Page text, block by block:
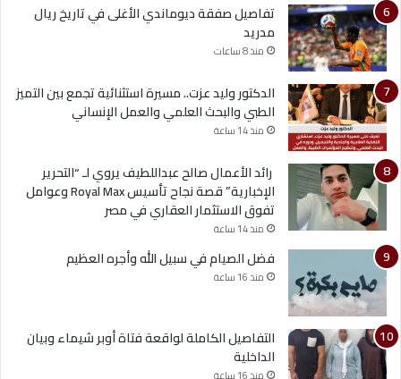
تفاصيل صفقة ديوماندي الأغلى في تاريخ ريال
مدريد
منذ 8 ساعات
الدكتور وليد عزت.. مسيرة استثنائية تجمع بين التميز
الطبي والبحث العلمي والعمل الإنساني
منذ 14 ساعة
رائد الأعمال صالح عبداللطيف يروي لـ “التحرير
الإخبارية” قصة نجاح تأسيس Royal Max وعوامل
تفوق الاستثمار العقاري في مصر
منذ 14 ساعة
فضل الصيام في سبيل الله وأجره العظيم
منذ 16 ساعة
التفاصيل الكاملة لواقعة فتاة أوبر شيماء وبيان
الداخلية
منذ 16 ساعة